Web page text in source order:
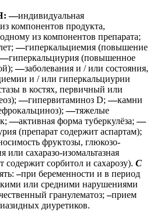
: —индивидуальная
компонентов продукта,
из компонентов препарата;
—гиперкальциемия (повышение
—гиперкальциурия (повышенное
—заболевания и / или состояния,
и / или гиперкальциурии
в костях, первичный или
—гипервитаминоз D;—камни
—тяжелые
—активная форма туберкулёза;—
(препарат содержит аспартам);
фруктозы, глюкозо-
или сахаразо-изомальтазная
содержит сорбитол и сахарозу). С
–при беременности и в период
или средними нарушениями
гранулематоз;–прием
диуретиков.